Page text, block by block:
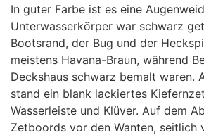
In guter Farbe ist es eine
Unterwasserkörper war schwarz
Bootsrand, der Bug und der
meistens Havana-Braun, während
Deckshaus schwarz bemalt waren.
stand ein blank lackiertes
Wasserleiste und Klüver. Auf dem
Zetboords vor den Wanten, seitlich